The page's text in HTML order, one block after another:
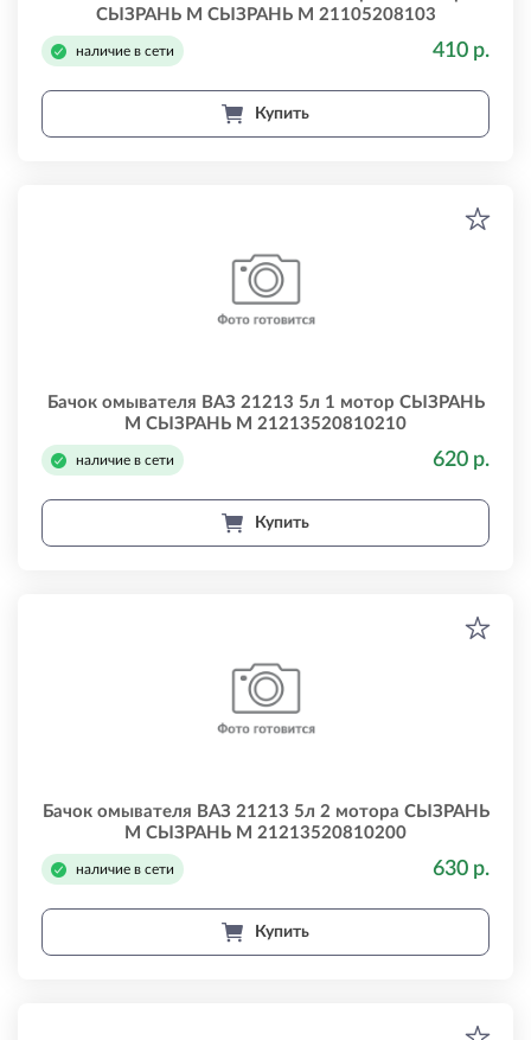
СЫЗРАНЬ М СЫЗРАНЬ М 21105208103
наличие в сети 410 р.
Купить
Бачок омывателя ВАЗ 21213 5л 1 мотор СЫЗРАНЬ
М СЫЗРАНЬ М 21213520810210
наличие в сети 620 р.
Купить
Бачок омывателя ВАЗ 21213 5л 2 мотора СЫЗРАНЬ
М СЫЗРАНЬ М 21213520810200
наличие в сети 630 р.
Купить